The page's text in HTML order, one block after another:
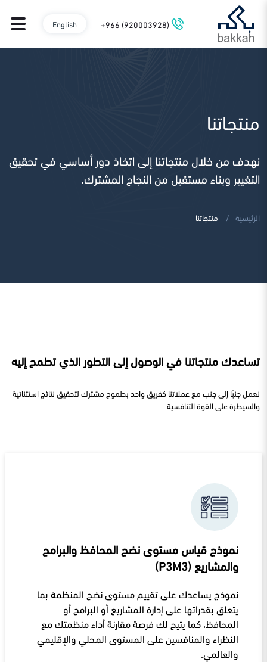
+966 (920003928)
English
منتجاتنا
نهدف من خلال منتجاتنا إلى اتخاذ دور أساسي في تحقيق
التغيير وبناء مستقبل من النجاح المشترك.
الرئيسية منتجاتنا
تساعدك منتجاتنا في الوصول إلى التطور الذي تطمح إليه
نعمل جنبًا إلى جنب مع عملائنا كفريق واحد بطموح مشترك لتحقيق نتائج استثنائية
والسيطرة على القوة التنافسية
نموذج قياس مستوى نضج المحافظ والبرامج
والمشاريع (P3M3)
نموذج يساعدك على تقييم مستوى نضج المنظمة بما
يتعلق بقدراتها على إدارة المشاريع أو البرامج أو
المحافظ، كما يتيح لك فرصة مقارنة أداء منظمتك مع
النظراء والمنافسين على المستوى المحلي والإقليمي
والعالمي.